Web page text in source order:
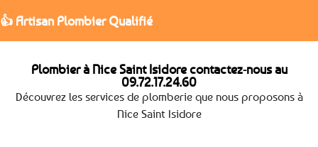
👍 Artisan Plombier Qualifié
Plombier à Nice Saint Isidore contactez-nous au
09.72.17.24.60
Découvrez les services de plomberie que nous proposons à
Nice Saint Isidore